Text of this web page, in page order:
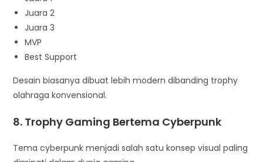
Juara 2
Juara 3
MVP
Best Support
Desain biasanya dibuat lebih modern dibanding trophy
olahraga konvensional.
8. Trophy Gaming Bertema Cyberpunk
Tema cyberpunk menjadi salah satu konsep visual paling